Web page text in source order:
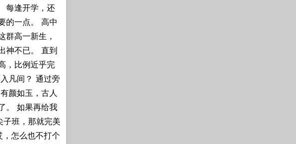
每逢开学，还
的一点。 高中
群高一新生，
神不已。 直到
，比例近乎完
凡间？ 通过旁
颜如玉，古人
。 如果再给我
子班，那就完美
怎么也不打个